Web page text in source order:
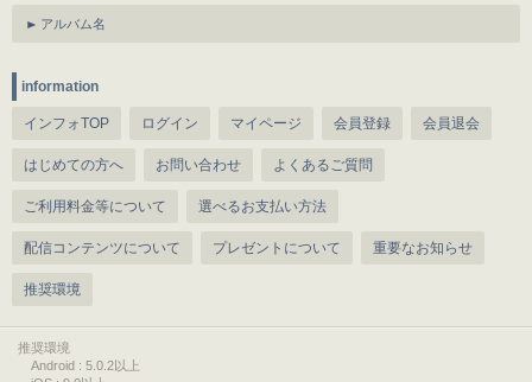
アルバム名
information
インフォTOP ログイン マイページ 会員登録 会員退会
はじめての方へ お問い合わせ よくあるご質問
ご利用料金等について 選べるお支払い方法
配信コンテンツについて プレゼントについて 重要なお知らせ
推奨環境
推奨環境
Android : 5.0.2以上